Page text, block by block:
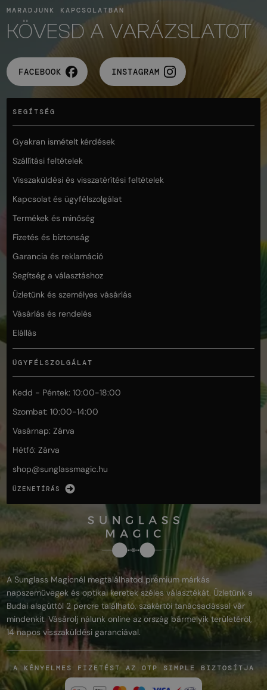
MARADJUNK KAPCSOLATBAN
KÖVESD A VARÁZSLATOT
FACEBOOK INSTAGRAM
SEGÍTSÉG
Gyakran ismételt kérdések
Szállítási feltételek
Visszaküldési és visszatérítési feltételek
Kapcsolat és ügyfélszolgálat
Termékek és minőség
Fizetés és biztonság
Garancia és reklamáció
Segítség a választáshoz
Üzletünk és személyes vásárlás
Vásárlás és rendelés
Elállás
ÜGYFÉLSZOLGÁLAT
Kedd - Péntek: 10:00-18:00
Szombat: 10:00-14:00
Vasárnap: Zárva
Hétfő: Zárva
shop@sunglassmagic.hu
ÜZENETÍRÁS
A Sunglass Magicnél megtalálhatod prémium márkás
napszemüvegek és optikai keretek széles választékát. Üzletünk a
Budai alagúttól 2 percre található, szakértői tanácsadással vár
mindenkit. Vásárolj nálunk online az ország bármelyik területéről,
14 napos visszaküldési garanciával.
A KÉNYELMES FIZETÉST AZ OTP SIMPLE BIZTOSÍTJA